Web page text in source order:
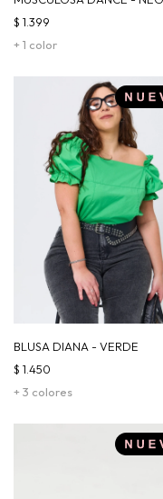
RAYAS
+ 1 color
$ 1.399
BLUSA DIANA - VERDE
+ 3 colores
$ 1.450